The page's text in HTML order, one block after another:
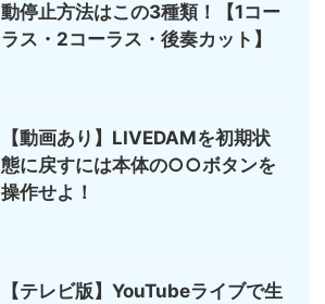
動停止方法はこの3種類！【1コー
ラス・2コーラス・後奏カット】
【動画あり】LIVEDAMを初期状
態に戻すには本体の○○ボタンを
操作せよ！
【テレビ版】YouTubeライブで生